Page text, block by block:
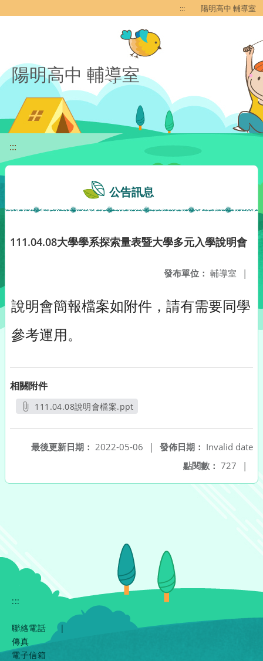
::: 陽明高中 輔導室
陽明高中 輔導室
:::
公告訊息
111.04.08大學學系探索量表暨大學多元入學說明會
發布單位： 輔導室 |
說明會簡報檔案如附件，請有需要同學
參考運用。
相關附件
111.04.08說明會檔案.ppt
發佈日期： Invalid date
最後更新日期： 2022-05-06
|
點閱數： 727 |
:::
聯絡電話
|
傳真
電子信箱